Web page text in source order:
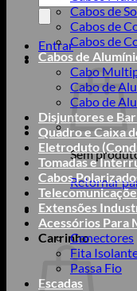
Entrar
Sem
Retornar
Carrinho
Cabos de
Cabos de
Cabos de
Cabos de
Cabo
Cabo de
Cabo de
Disjuntores e
Quadro e Caixa
Eletroduto
Tomadas e
Cabos
Extensões
Acessórios Para
Conectores
Fita
Passa Fio
Escadas